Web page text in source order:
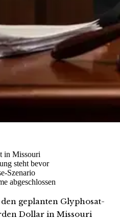
in Missouri
steht bevor
Szenario
abgeschlossen
geplanten Glyphosat-
Dollar in Missouri